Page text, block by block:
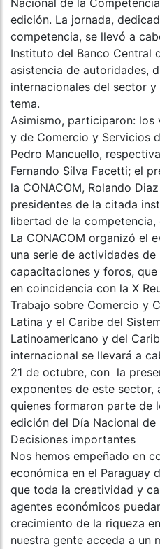
Nacional de la
edición. La jornada,
competencia, se llevó a
Instituto del Banco Central
asistencia de autoridades,
internacionales del sector
tema.
Asimismo, participaron: los
y de Comercio y Servicios
Pedro Mancuello,
Fernando Silva Facetti; el
la CONACOM, Rolando
presidentes de la citada
libertad de la
La CONACOM organizó el
una serie de actividades
capacitaciones y foros,
en coincidencia con la X
Trabajo sobre Comercio y
Latina y el Caribe del
Latinoamericano y del
internacional se llevará a
21 de octubre, con la
exponentes de este sector,
quienes formaron parte de
edición del Día Nacional de
Decisiones importantes
Nos hemos empeñado en
económica en el Paraguay
que toda la creatividad y
agentes económicos
crecimiento de la riqueza
nuestra gente acceda a un